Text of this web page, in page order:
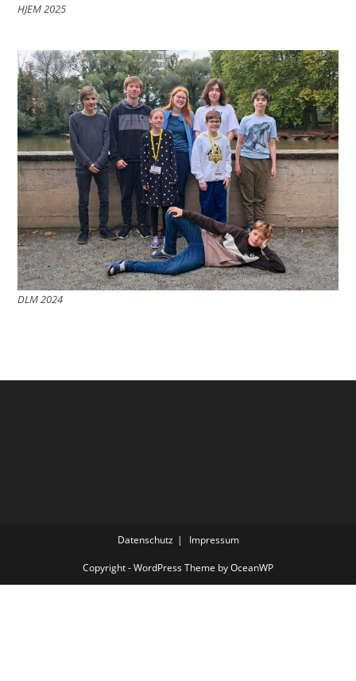
HJEM 2025
DLM 2024
Datenschutz Impressum
Copyright - WordPress Theme by OceanWP